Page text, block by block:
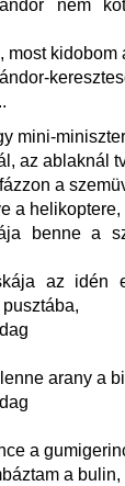
nem
most kidobom
mini-
az ablaknál
a
a helikoptere,
benne a
az idén
arany a
a
a bulin,